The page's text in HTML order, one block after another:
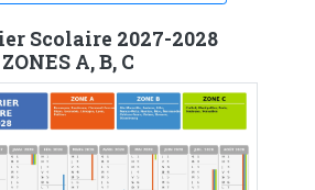
Scolaire 2027-2028
ZONES A, B, C